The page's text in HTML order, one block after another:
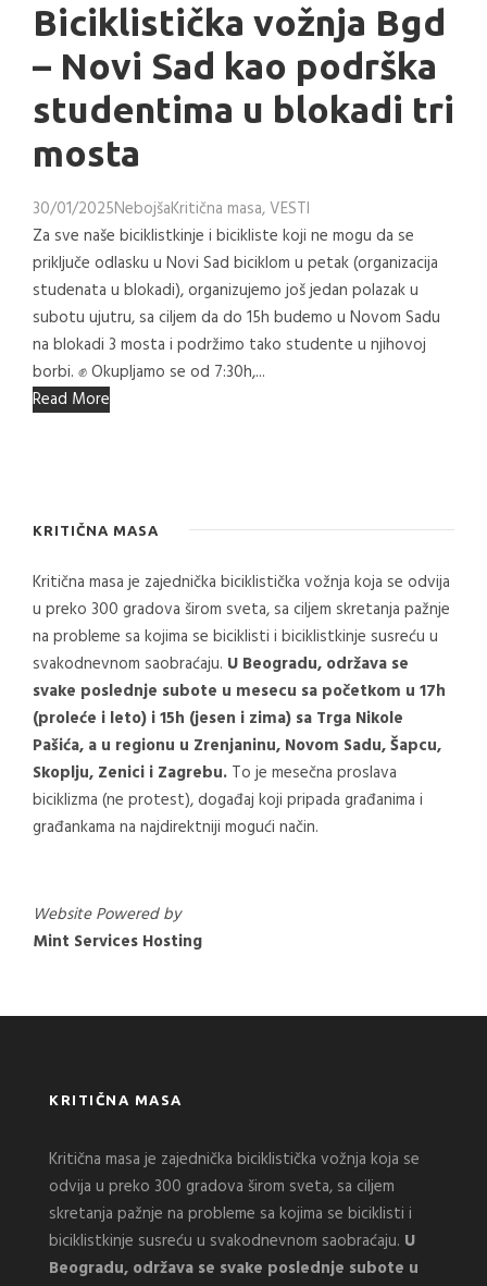
Biciklistička vožnja Bgd
– Novi Sad kao podrška
studentima u blokadi tri
mosta
30/01/2025NebojšaKritična masa,VESTI
Za sve naše biciklistkinje i bicikliste koji ne mogu da se
priključe odlasku u Novi Sad biciklom u petak (organizacija
studenata u blokadi), organizujemo još jedan polazak u
subotu ujutru, sa ciljem da do 15h budemo u Novom Sadu
na blokadi 3 mosta i podržimo tako studente u njihovoj
borbi. ✊ Okupljamo se od 7:30h,...
Read More
KRITIČNA MASA
Kritična masa je zajednička biciklistička vožnja koja se odvija
u preko 300 gradova širom sveta, sa ciljem skretanja pažnje
na probleme sa kojima se biciklisti i biciklistkinje susreću u
svakodnevnom saobraćaju. U Beogradu, održava se
svake poslednje subote u mesecu sa početkom u 17h
(proleće i leto) i 15h (jesen i zima) sa Trga Nikole
Pašića, a u regionu u Zrenjaninu, Novom Sadu, Šapcu,
Skoplju, Zenici i Zagrebu. To je mesečna proslava
biciklizma (ne protest), događaj koji pripada građanima i
građankama na najdirektniji mogući način.
Website Powered by
Mint Services Hosting
KRITIČNA MASA
Kritična masa je zajednička biciklistička vožnja koja se
odvija u preko 300 gradova širom sveta, sa ciljem
skretanja pažnje na probleme sa kojima se biciklisti i
biciklistkinje susreću u svakodnevnom saobraćaju. U
Beogradu, održava se svake poslednje subote u